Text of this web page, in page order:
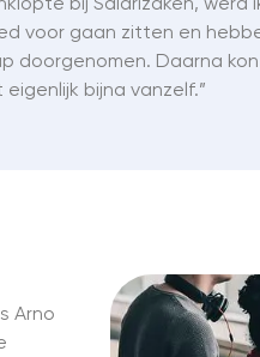
voor gaan zitten en
doorgenomen. Daarna
eigenlijk bijna vanzelf.”
Arno